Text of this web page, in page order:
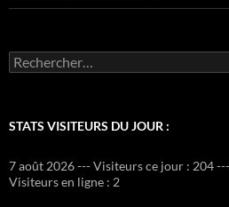
Rechercher :
STATS VISITEURS DU JOUR :
7 août 2026 --- Visiteurs ce jour : 204
Visiteurs en ligne : 2